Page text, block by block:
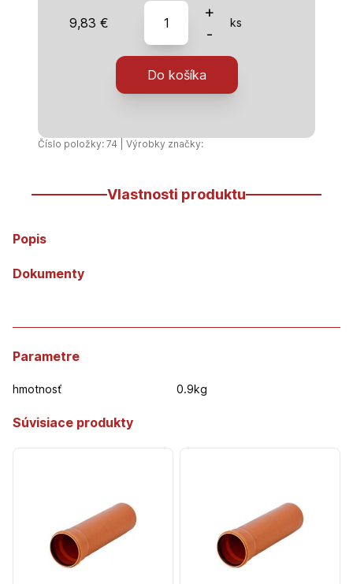
9,83 €
množstvo
PVC
Kanalizačná
odbočka
160/125
+
-
ks
Do košíka
Číslo položky: 74 | Výrobky značky:
Vlastnosti produktu
Popis
Dokumenty
Parametre
hmotnosť 0.9kg
Súvisiace produkty